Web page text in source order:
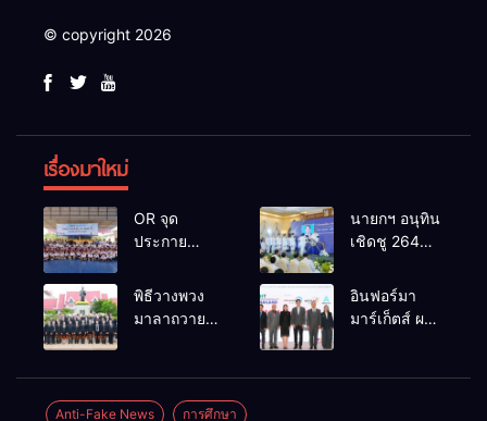
© copyright 2026
เรื่องมาใหม่
OR จุด
ประกาย
เยาวชน ผ่าน
นายกฯ อนุทิน
เชิดชู 264
บ้านยอดเยี่ยม
มอบแหนบ
เกียรติยศแห่ง
พิธีวางพวง
มาลาถวาย
2569 และ
อินฟอร์มา
มาร์เก็ตส์ ผนึก
Anti-Fake News การศึกษา